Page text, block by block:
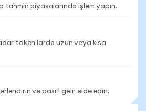
tahmin piyasalarında işlem yapın.
token'larda uzun veya kısa
ve pasif gelir elde edin.